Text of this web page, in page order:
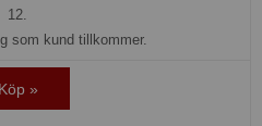
12.
som kund tillkommer.
Köp »